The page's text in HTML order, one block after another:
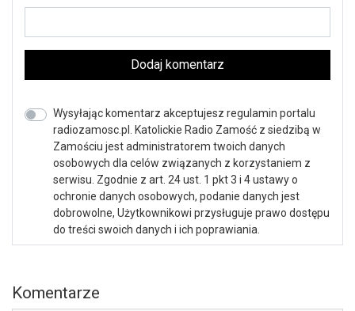
Dodaj komentarz
Wysyłając komentarz akceptujesz regulamin portalu
radiozamosc.pl. Katolickie Radio Zamość z siedzibą w
Zamościu jest administratorem twoich danych
osobowych dla celów związanych z korzystaniem z
serwisu. Zgodnie z art. 24 ust. 1 pkt 3 i 4 ustawy o
ochronie danych osobowych, podanie danych jest
dobrowolne, Użytkownikowi przysługuje prawo dostępu
do treści swoich danych i ich poprawiania.
Komentarze